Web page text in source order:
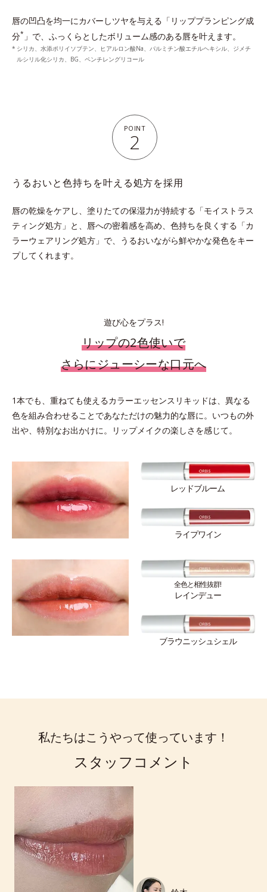
唇の凹凸を均一にカバーしツヤを与える「リッププランピング成
分* 」で、ふっくらとしたボリューム感のある唇を叶えます。
シリカ、水添ポリイソブテン、ヒアルロン酸Na、パルミチン酸エチルヘキシル、ジメチ
ルシリル化シリカ、BG、ペンチレングリコール
POINT
2
うるおいと色持ちを叶える処方を採用
唇の乾燥をケアし、塗りたての保湿力が持続する「モイストラス
ティング処方」と、唇への密着感を高め、 色持ちを良くする「カ
ラーウェアリング処方」で、うるおいながら鮮やかな発色をキー
プしてくれます。
遊び心をプラス!
リップの2色使いで
さらにジューシーな口元へ
1本でも、重ねても使えるカラーエッセンスリキッドは、異なる
色を組み合わせることであなただけの魅力的な唇に。いつもの外
出や、特別なお出かけに。リップメイクの楽しさを感じて。
レッドブルーム
ライプワイン
全色と相性抜群!
レインデュー
ブラウニッシュシェル
私たちはこうやって使っています！
スタッフコメント